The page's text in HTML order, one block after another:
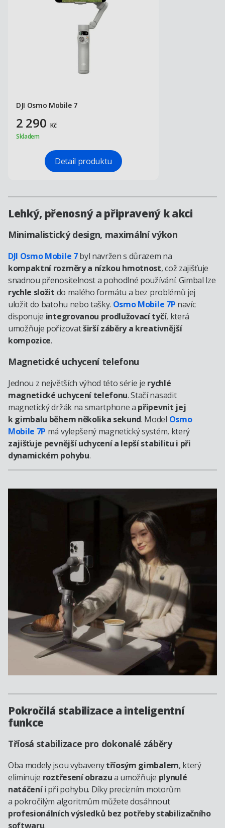
DJI Osmo Mobile 7
2 290 Kč
Skladem
Detail produktu
Lehký, přenosný a připravený k akci
Minimalistický design, maximální výkon
DJI Osmo Mobile 7byl navržen s důrazem na
kompaktní rozměry a nízkou hmotnost, což zajišťuje
snadnou přenositelnost a pohodlné používání. Gimbal lze
rychle složit do malého formátu a bez problémů jej
uložit do batohu nebo tašky. Osmo Mobile 7P navíc
disponuje integrovanou prodlužovací tyčí, která
umožňuje pořizovatširší záběry a kreativnější
kompozice.
Magnetické uchycení telefonu
Jednou z největších výhod této série je rychlé
magnetické uchycení telefonu. Stačí nasadit
magnetický držák na smartphone a připevnit jej
k gimbalu během několika sekund. Model Osmo
Mobile 7P má vylepšený magnetický systém, který
zajišťuje pevnější uchycení a lepší stabilitu i při
dynamickém pohybu.
Pokročilá stabilizace a inteligentní
funkce
Tříosá stabilizace pro dokonalé záběry
Oba modely jsou vybavenytříosým gimbalem, který
eliminuje roztřesení obrazua umožňuje plynulé
natáčeníi při pohybu. Díky precizním motorům
a pokročilým algoritmům můžete dosáhnout
profesionálních výsledků bez potřeby stabilizačního
softwaru.